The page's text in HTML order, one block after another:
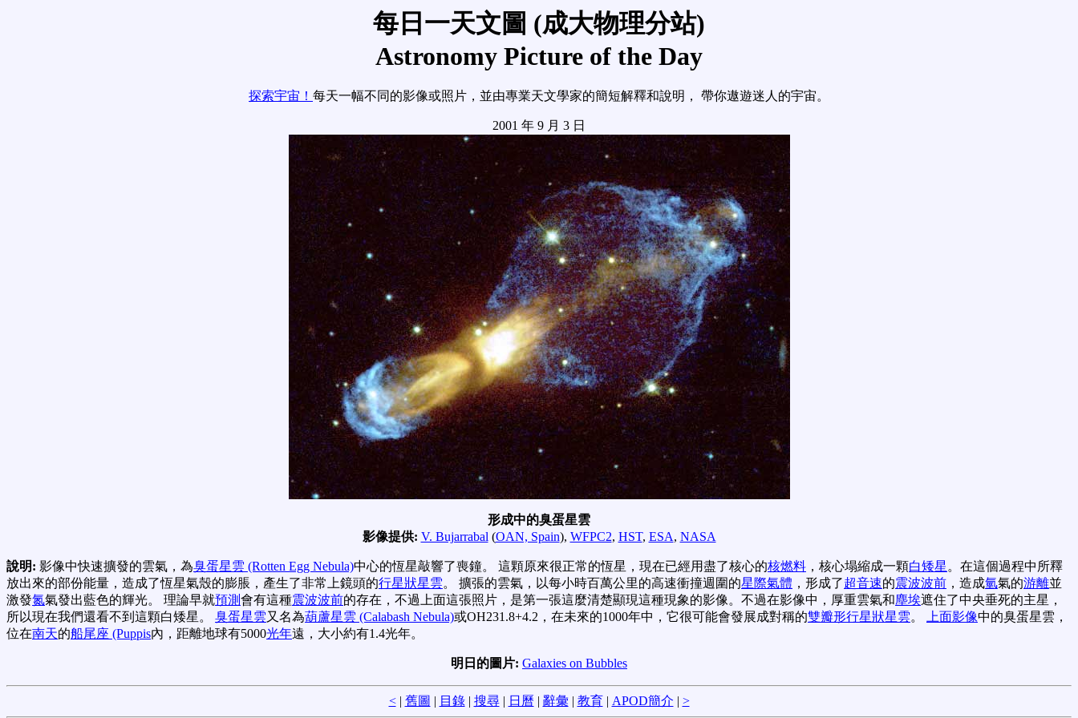
每日一天文圖 (成大物理分站)
Astronomy Picture of the Day
探索宇宙！ 每天一幅不同的影像或照片，並由專業天文學家的簡短解釋和說明， 帶你遨遊迷人的宇宙。
2001 年 9 月 3 日
形成中的臭蛋星雲
影像提供: V. Bujarrabal(OAN, Spain), WFPC2, HST, ESA, NASA
說明: 影像中快速擴發的雲氣，為臭蛋星雲 (Rotten Egg Nebula)中心的恆星敲響了喪鐘。 這顆原來很正常的恆星，現在已經用盡了核心的核燃料 ，核心塌縮成一顆白矮星。在這個過程中所釋
放出來的部份能量，造成了恆星氣殼的膨脹，產生了非常上鏡頭的行星狀星雲。 擴張的雲氣，以每小時百萬公里的高速衝撞週圍的星際氣體 ，形成了超音速的震波波前 ，造成氫氣的游離並
激發氮氣發出藍色的輝光。 理論早就預測會有這種震波波前的存在，不過上面這張照片，是第一張這麼清楚顯現這種現象的影像。不過在影像中，厚重雲氣和塵埃遮住了中央垂死的主星，
所以現在我們還看不到這顆白矮星。 臭蛋星雲又名為葫蘆星雲 (Calabash Nebula)或OH231.8+4.2，在未來的1000年中，它很可能會發展成對稱的雙瓣形行星狀星雲。 上面影像中的臭蛋星雲，
位在南天的船尾座 (Puppis內，距離地球有5000光年遠，大小約有1.4光年。
明日的圖片: Galaxies on Bubbles
<| 舊圖 | 目錄| 搜尋| 日曆 | 辭彙 | 教育| APOD簡介 | >